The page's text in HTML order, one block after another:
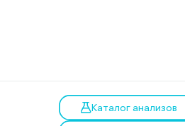
Каталог анализов